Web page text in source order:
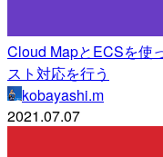
Cloud MapとECSを使
スト対応を行う
kobayashi.m
2021.07.07